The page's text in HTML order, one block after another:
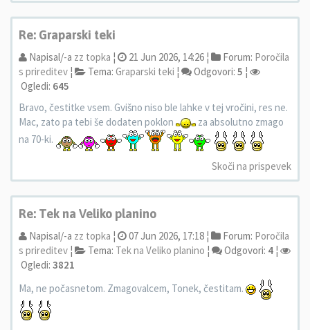
Re: Graparski teki
Napisal/-a zz topka ¦ 21 Jun 2026, 14:26 ¦ Forum: Poročila
s prireditev ¦ Tema: Graparski teki ¦ Odgovori: 5 ¦
Ogledi: 645
Bravo, čestitke vsem. Gvišno niso ble lahke v tej vročini, res ne.
Mac, zato pa tebi še dodaten poklon
za absolutno zmago
na 70-ki.
Skoči na prispevek
Re: Tek na Veliko planino
Napisal/-a zz topka ¦ 07 Jun 2026, 17:18 ¦ Forum: Poročila
s prireditev ¦ Tema: Tek na Veliko planino ¦ Odgovori: 4 ¦
Ogledi: 3821
Ma, ne počasnetom. Zmagovalcem, Tonek, čestitam.